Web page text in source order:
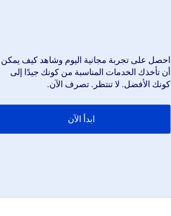
احصل على تجربة مجانية اليوم وشاهد كيف يمكن
أن تأخذك الخدمات المناسبة من كونك جيدًا إلى
كونك الأفضل. لا تنتظر. تصرف الآن.
ابدأ الآن